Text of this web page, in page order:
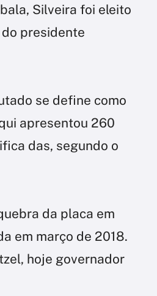
Silveira foi eleito
presidente
se define como
apresentou 260
das, segundo o
da placa em
em março de 2018.
hoje governador